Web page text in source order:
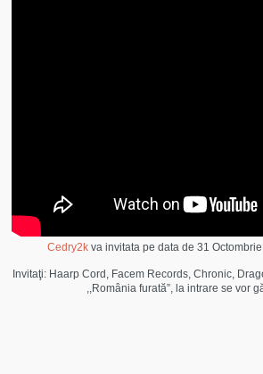
Cedry2k va invitata pe data de 31
Invitaţi: Haarp Cord, Facem Records, Chronic,
,,România furată”, la intrare se vor